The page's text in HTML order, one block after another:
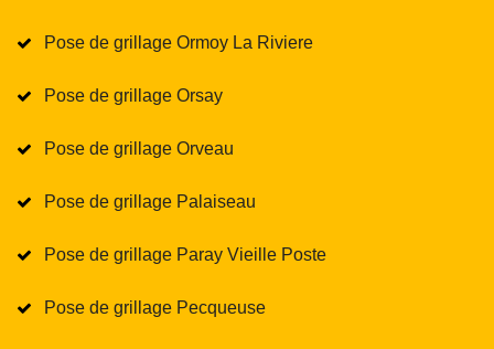
Pose de grillage Ormoy La Riviere
Pose de grillage Orsay
Pose de grillage Orveau
Pose de grillage Palaiseau
Pose de grillage Paray Vieille Poste
Pose de grillage Pecqueuse